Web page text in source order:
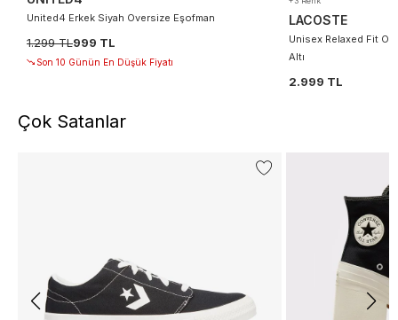
United4 Erkek Siyah Oversize Eşofman
1.299 TL999 TL
Son 10 Günün En Düşük Fiyatı
LACOSTE
Unisex Relaxed Fit
Altı
2.999 TL
Çok Satanlar